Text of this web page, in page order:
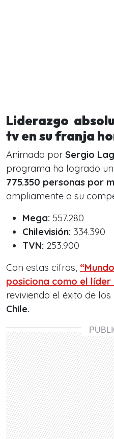
Liderazgo
tven su franja
Animado por Sergio
programa ha logrado
775.350 personas por
ampliamente a su
Mega: 557.280
Chilevisión: 334.390
TVN: 253.900
Con estas cifras,
posiciona como el líder
reviviendo el éxito de los
Chile.